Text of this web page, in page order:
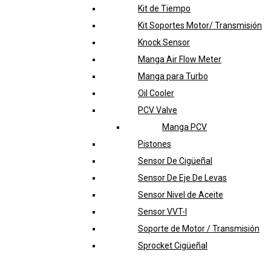
Kit de Tiempo
Kit Soportes Motor/ Transmisión
Knock Sensor
Manga Air Flow Meter
Manga para Turbo
Oil Cooler
PCV Valve
Manga PCV
Pistones
Sensor De Cigüeñal
Sensor De Eje De Levas
Sensor Nivel de Aceite
Sensor VVT-I
Soporte de Motor / Transmisión
Sprocket Cigüeñal